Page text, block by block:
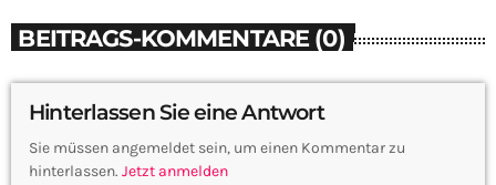
BEITRAGS-KOMMENTARE (0)
Hinterlassen Sie eine Antwort
Sie müssen angemeldet sein, um einen Kommentar zu
hinterlassen. Jetzt anmelden